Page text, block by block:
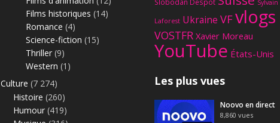
Films historiques (14)
Romance (4)
Science-fiction (15)
Thriller (9)
Western (1)
Culture (7 274)
Histoire (260)
Humour (419)
Sylvain
Laforest Ukraine VFvlogs
VOSTFR Xavier Moreau
YouTube États-Unis
Les plus vues
Noovo en direct
8,860 vues